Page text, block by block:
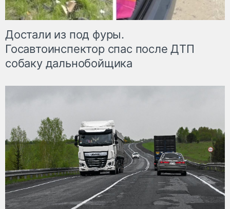
Достали из под фуры.
Госавтоинспектор спас после ДТП
собаку дальнобойщика